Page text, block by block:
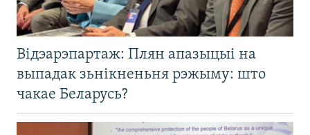
Відэарэпартаж: Плян апазыцыі на
выпадак зьнікненьня рэжыму: што
чакае Беларусь?